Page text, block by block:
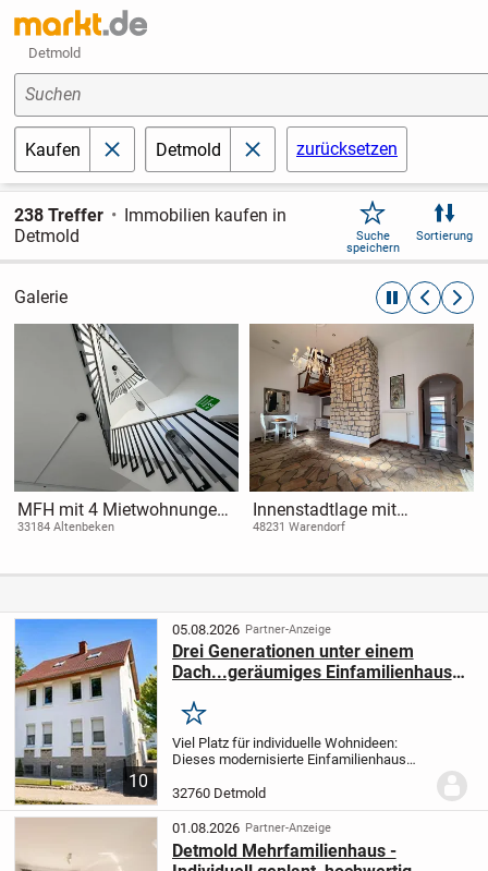
Detmold
Suchen
Kaufen schließenDetmold schließenzurücksetzen
238 Treffer
Immobilien kaufen in
Detmold
Suche
speichern
Sortierung
Galerie automatische
MFH mit 4 Mietwohnungen
und Gewerbeflächen in
Investitionschance!
33184 Altenbeken
Innenstadtlage mit
Wohlfühlgarantie: ein
oder Singles i. Freckenhorst
48231 Warendorf
10
05.08.2026 Partner-Anzeige
Drei Generationen unter einem
Dach...geräumiges Einfamilienhaus
Merken
Viel Platz für individuelle Wohnideen:
Dieses modernisierte Einfamilienhaus
Ebenen rund 171,54 m² Wohnfläche
sowie ca. 51,85 m² zusätzliche
Nutzfläche. Dank...
32760 Detmold
01.08.2026 Partner-Anzeige
Detmold Mehrfamilienhaus -